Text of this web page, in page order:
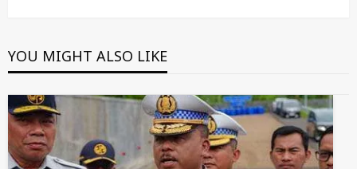
YOU MIGHT ALSO LIKE